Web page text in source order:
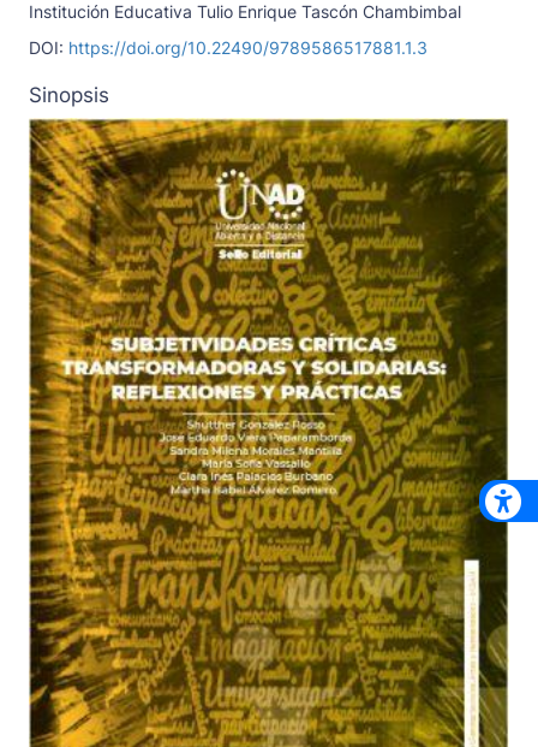
Institución Educativa Tulio Enrique Tascón Chambimbal
DOI: https://doi.org/10.22490/9789586517881.1.3
Sinopsis